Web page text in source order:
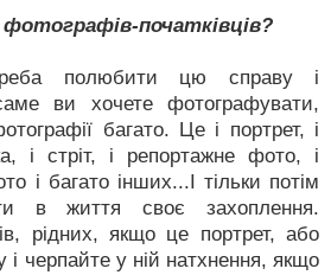
початківців?
полюбити цю справу і
ви хочете фотографувати,
багато. Це і портрет, і
і стріт, і репортажне фото, і
і багато інших...І тільки потім
в життя своє захоплення.
рідних, якщо це портрет, або
і черпайте у ній натхнення, якщо